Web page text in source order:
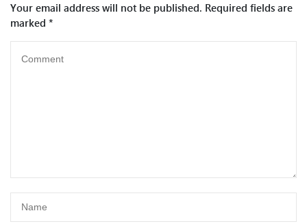
Your email address will not be published. Required fields are
marked *